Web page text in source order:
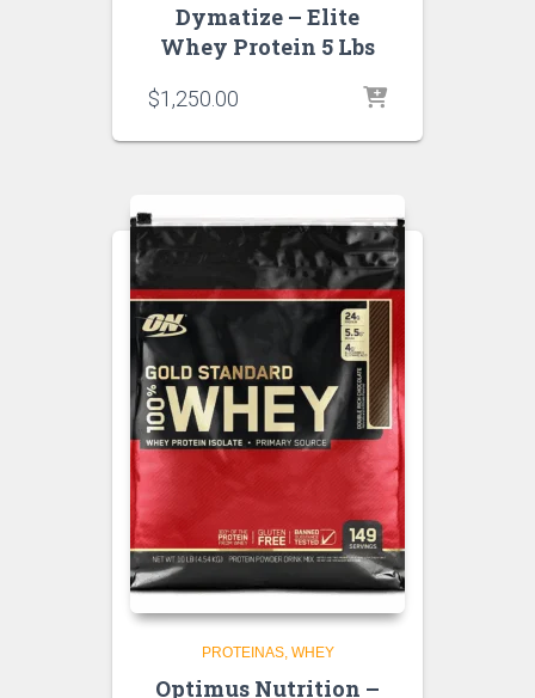
Dymatize – Elite
Whey Protein 5 Lbs
$1,250.00
PROTEINAS WHEY
Optimus Nutrition –